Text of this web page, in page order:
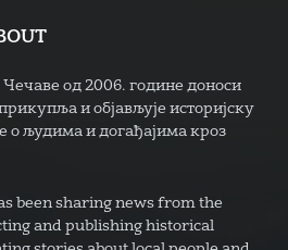
од 2006. године доноси
и објављује историјску
о људима и догађајима кроз
been sharing news from the
and publishing historical